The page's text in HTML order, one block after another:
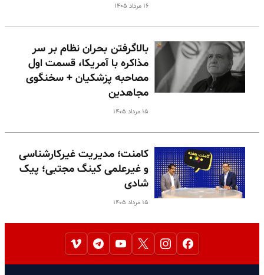
۱۶ مرداد ۱۴۰۵
بالا‌گرفتن بحران نظام بر سر
مذاکره با آمریکا، قسمت اول
مصاحبه پزشکیان + سخنگوی
مجاهدین
۱۵ مرداد ۱۴۰۵
کامنت؛ مدیریت غیرکارشناسی
و غیرعلمی کینگ مجتبی؛ پیک
شادی
۱۵ مرداد ۱۴۰۵